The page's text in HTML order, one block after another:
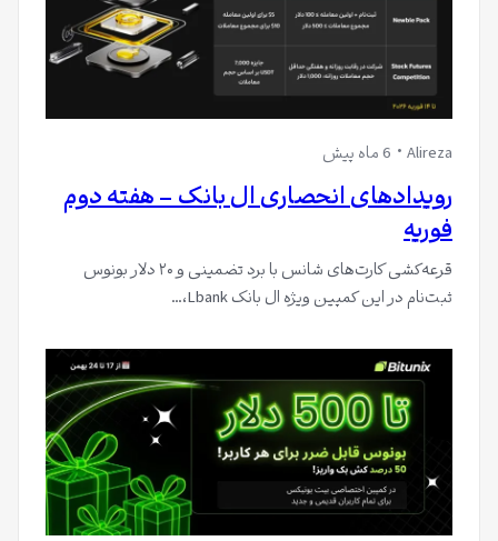
Alireza 6 ماه پیش
رویدادهای انحصاری ال بانک – هفته دوم
فوریه
قرعه‌کشی کارت‌های شانس با برد تضمینی و ۲۰ دلار بونوس
ثبت‌نام در این کمپین ویژه ال بانک Lbank،…